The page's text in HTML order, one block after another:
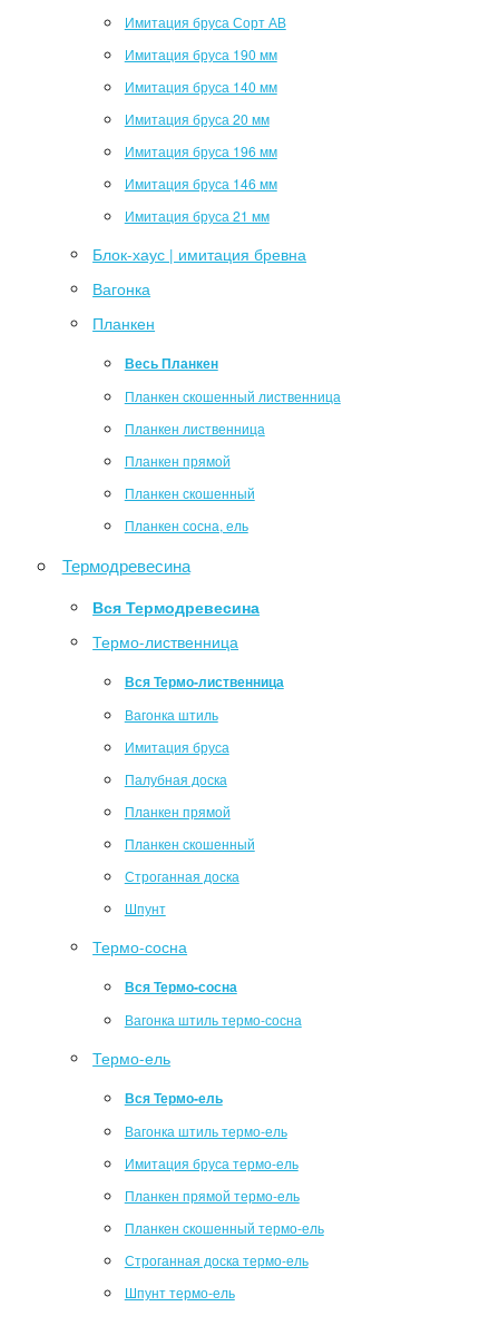
Имитация бруса Сорт АВ
Имитация бруса 190 мм
Имитация бруса 140 мм
Имитация бруса 20 мм
Имитация бруса 196 мм
Имитация бруса 146 мм
Имитация бруса 21 мм
Блок-хаус | имитация бревна
Вагонка
Планкен
Весь Планкен
Планкен скошенный лиственница
Планкен лиственница
Планкен прямой
Планкен скошенный
Планкен сосна, ель
Термодревесина
Вся Термодревесина
Термо-лиственница
Вся Термо-лиственница
Вагонка штиль
Имитация бруса
Палубная доска
Планкен прямой
Планкен скошенный
Строганная доска
Шпунт
Термо-сосна
Вся Термо-сосна
Вагонка штиль термо-сосна
Термо-ель
Вся Термо-ель
Вагонка штиль термо-ель
Имитация бруса термо-ель
Планкен прямой термо-ель
Планкен скошенный термо-ель
Строганная доска термо-ель
Шпунт термо-ель